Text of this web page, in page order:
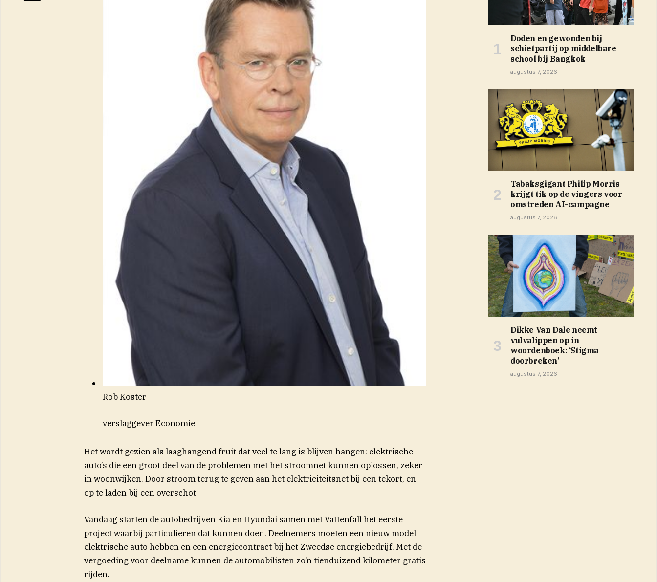
Rob Koster
verslaggever Economie
Het wordt gezien als laaghangend fruit dat veel te lang is blijven hangen: elektrische
auto’s die een groot deel van de problemen met het stroomnet kunnen oplossen, zeker
in woonwijken. Door stroom terug te geven aan het elektriciteitsnet bij een tekort, en
op te laden bij een overschot.
Vandaag starten de autobedrijven Kia en Hyundai samen met Vattenfall het eerste
project waarbij particulieren dat kunnen doen. Deelnemers moeten een nieuw model
elektrische auto hebben en een energiecontract bij het Zweedse energiebedrijf. Met de
vergoeding voor deelname kunnen de automobilisten zo’n tienduizend kilometer gratis
rijden.
Doden en gewonden bij
schietpartij op middelbare
school bij Bangkok
augustus 7, 2026
Tabaksgigant Philip Morris
krijgt tik op de vingers voor
omstreden AI-campagne
augustus 7, 2026
Dikke Van Dale neemt
vulvalippen op in
woordenboek: ‘Stigma
doorbreken’
augustus 7, 2026